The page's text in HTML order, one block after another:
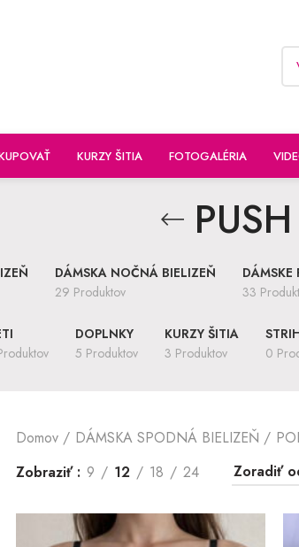
KURZY ŠITIA FOTOGALÉRIA
DÁMSKA NOČNÁ BIELIZEŇ
29 Produktov
DÁMSKE
33
DOPLNKY
5 Produktov
KURZY ŠITIA
3 Produktov
0
Domov DÁMSKA SPODNÁ BIELIZEŇ
Zobraziť
9 12 18 24